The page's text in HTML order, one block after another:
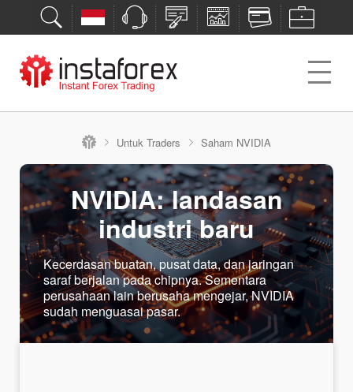
Untuk Traders Saham NVIDIA
NVIDIA: landasan
industri baru
Kecerdasan buatan, pusat data, dan jaringan
saraf berjalan pada chipnya. Sementara
perusahaan lain berusaha mengejar, NVIDIA
sudah menguasai pasar.